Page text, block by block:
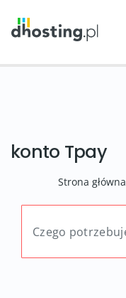
konto Tpay
Strona główna